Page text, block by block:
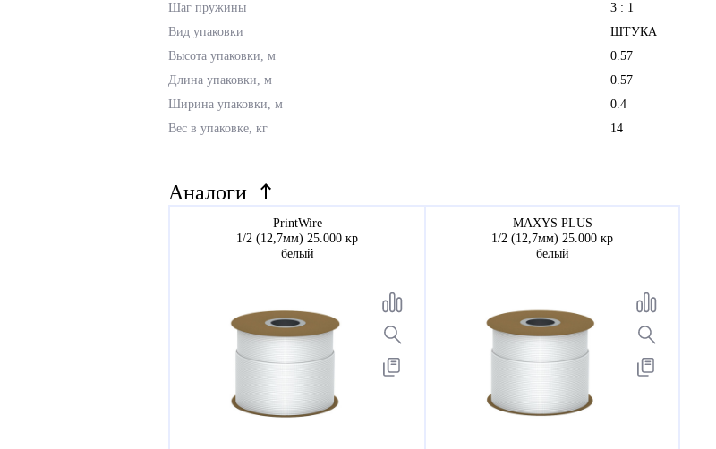
Шаг пружины
3 : 1
Вид упаковки
ШТУКА
Высота упаковки, м
0.57
Длина упаковки, м
0.57
Ширина упаковки, м
0.4
Вес в упаковке, кг
14
Аналоги
PrintWire
1/2 (12,7мм) 25.000 кр
белый
MAXYS PLUS
1/2 (12,7мм) 25.000 кр
белый